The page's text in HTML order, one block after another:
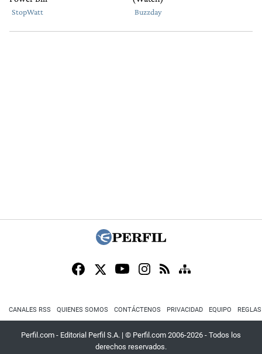
CANALES RSS QUIENES SOMOS CONTÁCTENOS PRIVACIDAD EQUIPO
Perfil.com - Editorial Perfil S.A. | © Perfil.com 2006-2026 - Todos los
derechos reservados.